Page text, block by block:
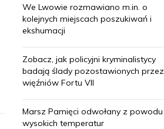
We Lwowie rozmawiano m.in. o
kolejnych miejscach poszukiwań i
ekshumacji
Zobacz, jak policyjni kryminalistycy
badają ślady pozostawionych przez
więźniów Fortu VII
Marsz Pamięci odwołany z powodu
wysokich temperatur